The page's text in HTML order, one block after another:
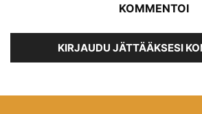
KOMMENTOI
KIRJAUDU JÄTTÄÄKSESI